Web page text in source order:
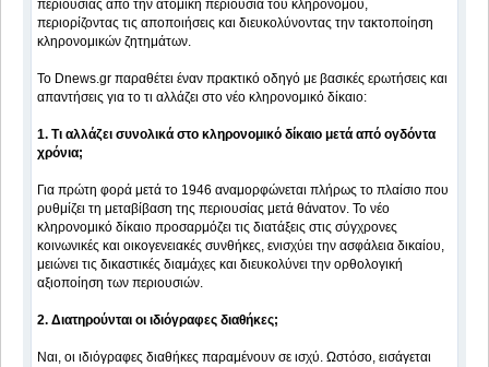
περιουσίας από την ατομική περιουσία του κληρονόμου,
περιορίζοντας τις αποποιήσεις και διευκολύνοντας την τακτοποίηση
κληρονομικών ζητημάτων.
To Dnews.gr παραθέτει έναν πρακτικό οδηγό με βασικές ερωτήσεις και
απαντήσεις για το τι αλλάζει στο νέο κληρονομικό δίκαιο:
1. Τι αλλάζει συνολικά στο κληρονομικό δίκαιο μετά από ογδόντα
χρόνια;
Για πρώτη φορά μετά το 1946 αναμορφώνεται πλήρως το πλαίσιο που
ρυθμίζει τη μεταβίβαση της περιουσίας μετά θάνατον. Το νέο
κληρονομικό δίκαιο προσαρμόζει τις διατάξεις στις σύγχρονες
κοινωνικές και οικογενειακές συνθήκες, ενισχύει την ασφάλεια δικαίου,
μειώνει τις δικαστικές διαμάχες και διευκολύνει την ορθολογική
αξιοποίηση των περιουσιών.
2. Διατηρούνται οι ιδιόγραφες διαθήκες;
Ναι, οι ιδιόγραφες διαθήκες παραμένουν σε ισχύ. Ωστόσο, εισάγεται